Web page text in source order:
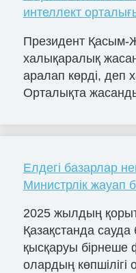
интеллект
Президент Қасым-
халықаралық
аралап көрді, деп
Орталықта
Елдегі базарлар
Министрлік жауап
2025 жылдың
Қазақстанда
қысқаруы бірнеше
олардың көпшілігі